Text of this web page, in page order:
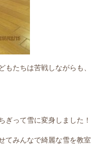
たちは苦戦しながらも、
ぎって雪に変身しました！
てみんなで綺麗な雪を教室